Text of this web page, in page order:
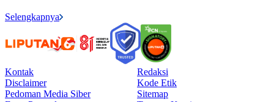
Selengkapnya
Kontak
Redaksi
Disclaimer
Kode Etik
Pedoman Media Siber
Sitemap